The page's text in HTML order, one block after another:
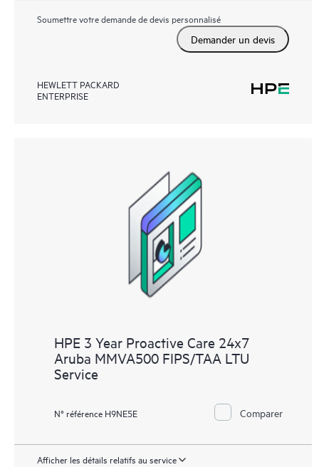
Soumettre votre demande de devis personnalisé
Demander un devis
HEWLETT PACKARD
ENTERPRISE
HPE 3 Year Proactive Care 24x7
Aruba MMVA500 FIPS/TAA LTU
Service
N° référence H9NE5E Comparer
Afficher les détails relatifs au service